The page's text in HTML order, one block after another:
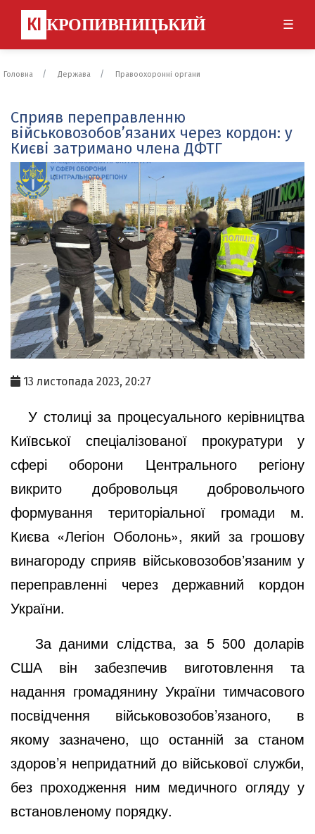
КІ КРОПИВНИЦЬКИЙ ☰
Головна Держава Правоохоронні органи
Сприяв переправленню
військовозобов’язаних через кордон: у
Києві затримано члена ДФТГ
13 листопада 2023, 20:27
У столиці за процесуального керівництва
Київської спеціалізованої прокуратури у
сфері оборони Центрального регіону
викрито добровольця добровольчого
формування територіальної громади м.
Києва «Легіон Оболонь», який за грошову
винагороду сприяв військовозобовʼязаним у
переправленні через державний кордон
України.
За даними слідства, за 5 500 доларів
США він забезпечив виготовлення та
надання громадянину України тимчасового
посвідчення військовозобов’язаного, в
якому зазначено, що останній за станом
здоров’я непридатний до військової служби,
без проходження ним медичного огляду у
встановленому порядку.